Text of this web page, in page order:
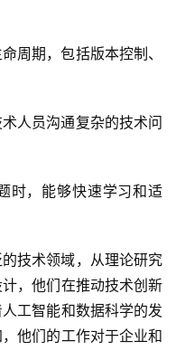
周期，包括版本控制、
人员沟通复杂的技术问
时，能够快速学习和适
技术领域，从理论研究
，他们在推动技术创新
工智能和数据科学的发
他们的工作对于企业和